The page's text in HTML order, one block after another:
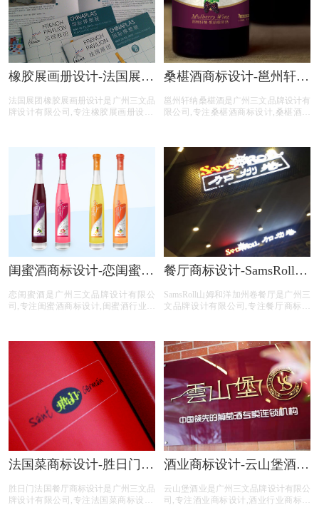
橡胶展画册设计-法国展团
法国展团橡胶展画册设计是广州三文品
牌设计有限公司,专注橡胶展画册设计,
策划,照片拍摄,文案撰写,画册印刷等橡
胶展画册设计服务。
桑椹酒商标设计-邕州轩纳
邕州轩纳桑椹酒是广州三文品牌设计有
限公司,专注桑椹酒商标设计,桑椹酒行
商标设计前期提供专业的商标分类,商
标注册查询,商标申请文件等桑椹酒商
标设计注册服务。
闺蜜酒商标设计-恋闺蜜酒
恋闺蜜酒是广州三文品牌设计有限公
司,专注闺蜜酒商标设计,闺蜜酒行业商
设计前期提供专业的商标分类,商标注
册查询,商标申请文件等闺蜜酒商标设
餐厅商标设计-SamsRoll山
计公司
SamsRoll山姆和洋加州卷餐厅是广州三
文品牌设计有限公司,专注餐厅商标设
计,商标设计前期提供专业的商标分类,
商标注册查询,商标申请文件等餐厅商
标设计注册服务。
法国菜商标设计-胜日门法
胜日门法国餐厅商标设计是广州三文品
牌设计有限公司,专注法国菜商标设计,
酒业商标设计-云山堡酒业
云山堡酒业是广州三文品牌设计有限公
司,专注酒业商标设计,酒业行业商标设